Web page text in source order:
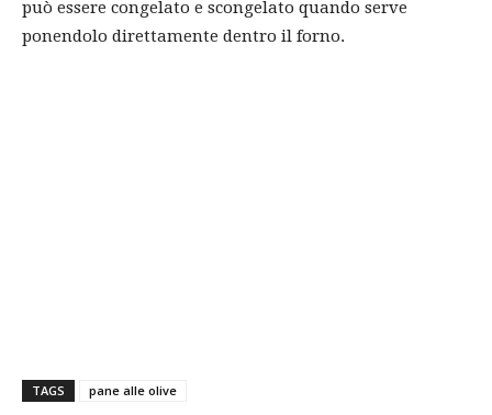
può essere congelato e scongelato quando serve
ponendolo direttamente dentro il forno.
TAGS pane alle olive